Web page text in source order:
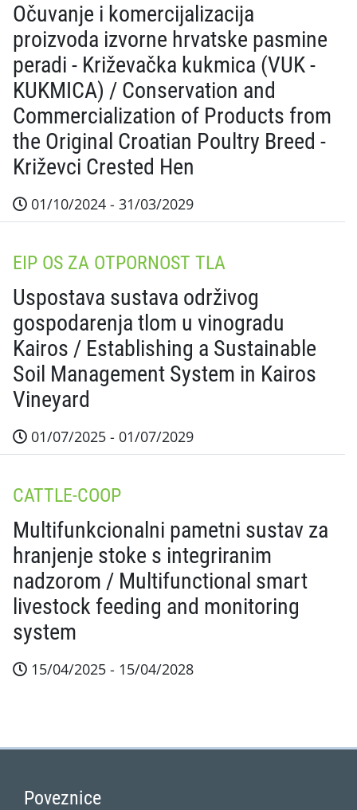
Očuvanje i komercijalizacija
proizvoda izvorne hrvatske pasmine
peradi - Križevačka kukmica (VUK -
KUKMICA) / Conservation and
Commercialization of Products from
the Original Croatian Poultry Breed -
Križevci Crested Hen
01/10/2024 - 31/03/2029
Sažetak projekta Očekivani rezultati projekta
EIP OS ZA OTPORNOST TLA
Uspostava sustava održivog
gospodarenja tlom u vinogradu
Kairos / Establishing a Sustainable
Soil Management System in Kairos
Vineyard
01/07/2025 - 01/07/2029
Sažetak projekta Glavni očekivani rezultat bit će
CATTLE-COOP
Multifunkcionalni pametni sustav za
hranjenje stoke s integriranim
nadzorom / Multifunctional smart
livestock feeding and monitoring
system
15/04/2025 - 15/04/2028
Poveznice